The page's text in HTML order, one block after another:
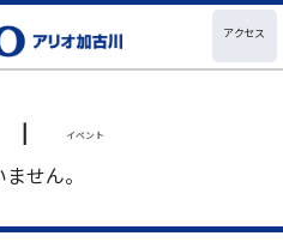
アクセス
| イベント
せん。